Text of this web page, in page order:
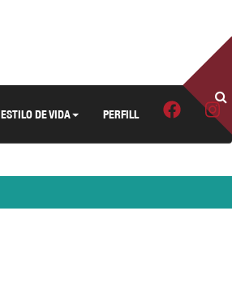
ESTILO DE VIDA PERFILL